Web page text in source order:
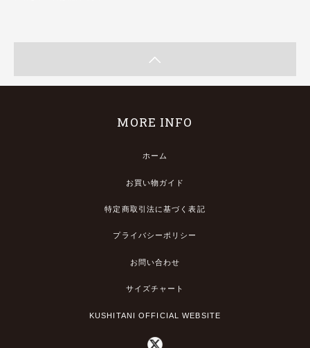
MORE INFO
ホーム
お買い物ガイド
特定商取引法に基づく表記
プライバシーポリシー
お問い合わせ
サイズチャート
KUSHITANI OFFICIAL WEBSITE